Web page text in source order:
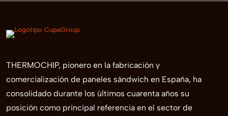
THERMOCHIP, pionero en la fabricación y
comercialización de paneles sándwich en España, ha
consolidado durante los últimos cuarenta años su
posición como principal referencia en el sector de